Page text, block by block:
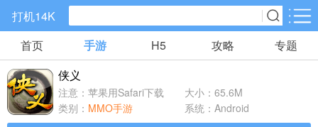
打机14K
手游分类 H5分类
精品手游
0款手游
仙侠手游
传奇手游
18款手游
首页 手游 H5 攻略 专题
侠义
注意：苹果用Safari下载
大小：65.6M
类别： MMO手游 系统：Android